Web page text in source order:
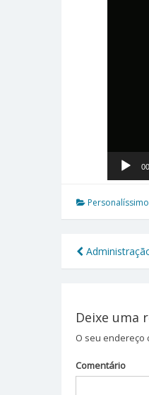
Personalíssimo
Post
Deixe uma
O seu endereço
Comentário